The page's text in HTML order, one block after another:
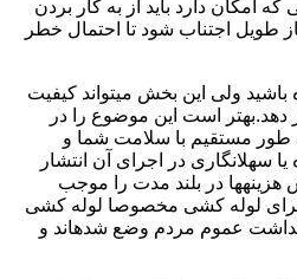
امکان دارد باید از به کار بردن
طویل اجتناب شود تا احتمال خطر
ولی این بخش میتواند کیفیت
است این موضوع را در
طور مستقیم با سلامت شما و
یا سهلانگاری در اجرای آن انتشار
هزینهها در بلند مدت را موجب
برای لوله کشی مخصوصا لوله کشی
عموم مردم وضع شدهاند و